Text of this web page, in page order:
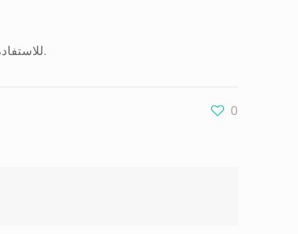
للاستفادة من الدورة التكوينية الثالثة على مستوى مركز تطوير المقاولاتية بالمدرسة الوطنية متعددة التقنيات قسنطينة.
0